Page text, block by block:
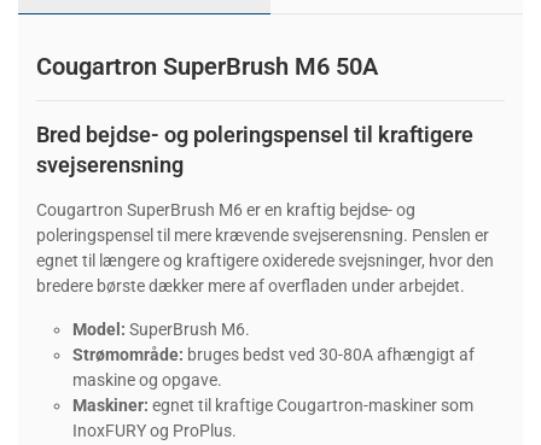
Cougartron SuperBrush M6 50A
Bred bejdse- og poleringspensel til kraftigere
svejserensning
Cougartron SuperBrush M6 er en kraftig bejdse- og
poleringspensel til mere krævende svejserensning. Penslen er
egnet til længere og kraftigere oxiderede svejsninger, hvor den
bredere børste dækker mere af overfladen under arbejdet.
Model: SuperBrush M6.
Strømområde: bruges bedst ved 30-80A afhængigt af
maskine og opgave.
Maskiner: egnet til kraftige Cougartron-maskiner som
InoxFURY og ProPlus.